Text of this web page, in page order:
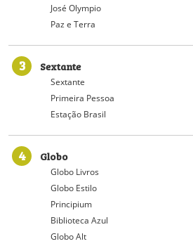
José Olympio
Paz e Terra
3 Sextante
Sextante
Primeira Pessoa
Estação Brasil
4 Globo
Globo Livros
Globo Estilo
Principium
Biblioteca Azul
Globo Alt